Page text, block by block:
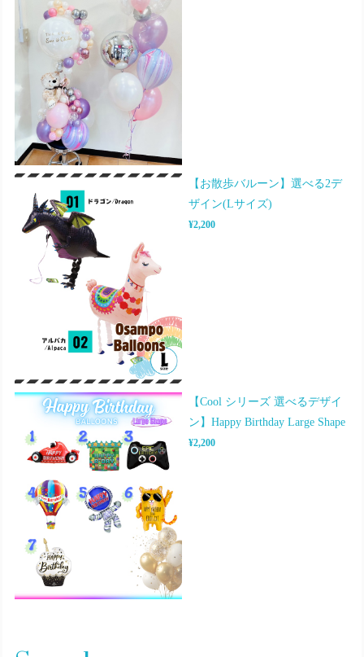
【お散歩バルーン】選べる2デ
ザイン(Lサイズ)
¥2,200
【Cool シリーズ 選べるデザイ
ン】Happy Birthday Large Shape
¥2,200